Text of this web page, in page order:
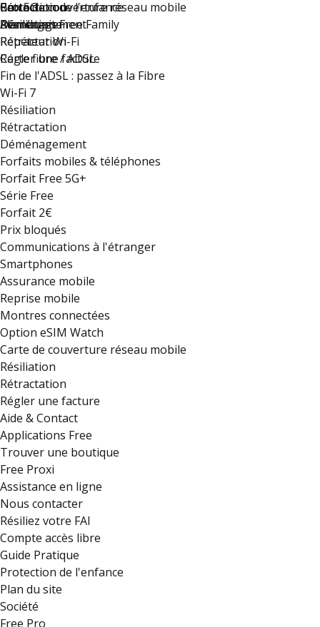
Rétractation
Déménagement
Carte de couverture réseau mobile
Résiliation
Rétractation
Régler une facture
Protection de l'enfance
Plan du site
Box 5G
Avantages Free Family
Répéteur Wi-Fi
Carte fibre / ADSL
Fin de l'ADSL : passez à la Fibre
Wi-Fi 7
Résiliation
Rétractation
Déménagement
Forfaits mobiles & téléphones
Forfait Free 5G+
Série Free
Forfait 2€
Prix bloqués
Communications à l'étranger
Smartphones
Assurance mobile
Reprise mobile
Montres connectées
Option eSIM Watch
Carte de couverture réseau mobile
Résiliation
Rétractation
Régler une facture
Aide & Contact
Applications Free
Trouver une boutique
Free Proxi
Assistance en ligne
Nous contacter
Résiliez votre FAI
Compte accès libre
Guide Pratique
Protection de l'enfance
Plan du site
Société
Free Pro